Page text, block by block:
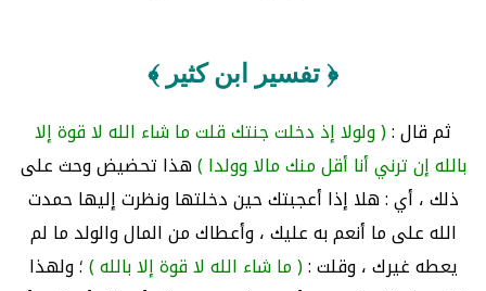
﴿ تفسير ابن كثير ﴾
ثم قال :( ولولا إذ دخلت جنتك قلت ما شاء الله لا قوة إلا
بالله إن ترني أنا أقل منك مالا وولدا )هذا تحضيض وحث على
ذلك ، أي : هلا إذا أعجبتك حين دخلتها ونظرت إليها حمدت
الله على ما أنعم به عليك ، وأعطاك من المال والولد ما لم
يعطه غيرك ، وقلت :( ما شاء الله لا قوة إلا بالله )؛ ولهذا